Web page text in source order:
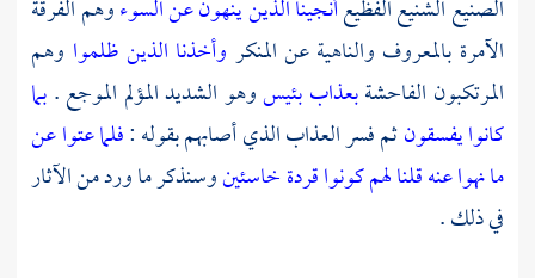
الصنيع الشنيع الفظيعأنجينا الذين ينهون عن السوءوهم الفرقة
الآمرة بالمعروف والناهية عن المنكر وأخذنا الذين ظلموا وهم
المرتكبون الفاحشةبعذاب بئيسوهو الشديد المؤلم الموجع .بما
كانوا يفسقونثم فسر العذاب الذي أصابهم بقوله :فلما عتوا عن
ما نهوا عنه قلنا لهم كونوا قردة خاسئينوسنذكر ما ورد من الآثار
في ذلك .